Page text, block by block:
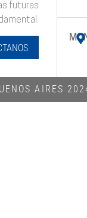
futuras
AIRES